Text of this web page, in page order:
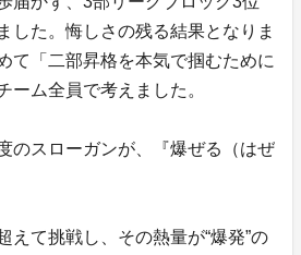
した。悔しさの残る結果となりま
て「二部昇格を本気で掴むために
ーム全員で考えました。
のスローガンが、『爆ぜる（はぜ
えて挑戦し、その熱量が“爆発”の